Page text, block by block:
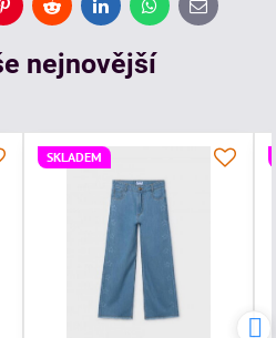
PinterestReddit LinkedInWhatsApp
E-
mail
nejnovější
SKLADEM